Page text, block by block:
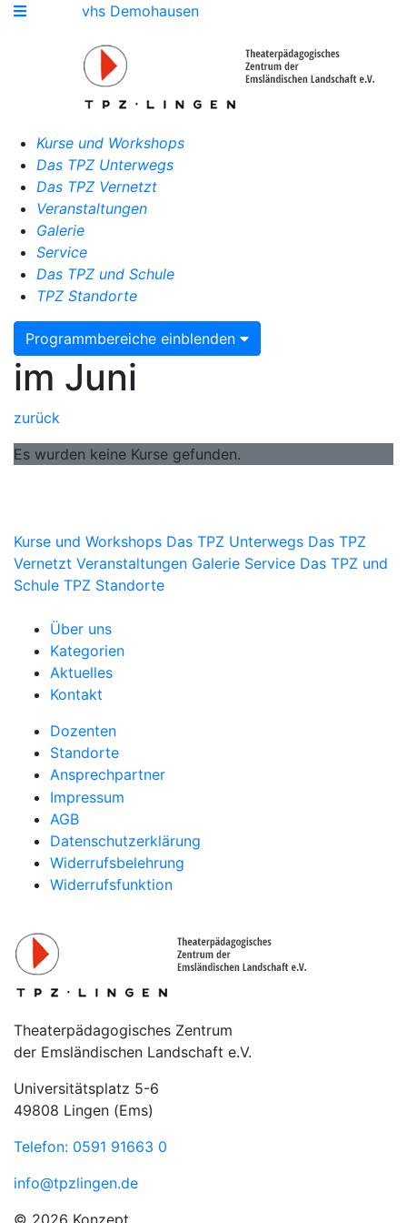
vhs Demohausen
Kurse und Workshops
Das TPZ Unterwegs
Das TPZ Vernetzt
Veranstaltungen
Galerie
Service
Das TPZ und Schule
TPZ Standorte
Programmbereiche einblenden
im Juni
zurück
Es wurden keine Kurse gefunden.
Kurse und Workshops Das TPZ Unterwegs Das TPZ
Vernetzt Veranstaltungen Galerie Service Das TPZ und
Schule TPZ Standorte
Über uns
Kategorien
Aktuelles
Kontakt
Dozenten
Standorte
Ansprechpartner
Impressum
AGB
Datenschutzerklärung
Widerrufsbelehrung
Widerrufsfunktion
Theaterpädagogisches Zentrum
der Emsländischen Landschaft e.V.
Universitätsplatz 5-6
49808 Lingen (Ems)
Telefon: 0591 91663 0
info@tpzlingen.de
© 2026 Konzept,